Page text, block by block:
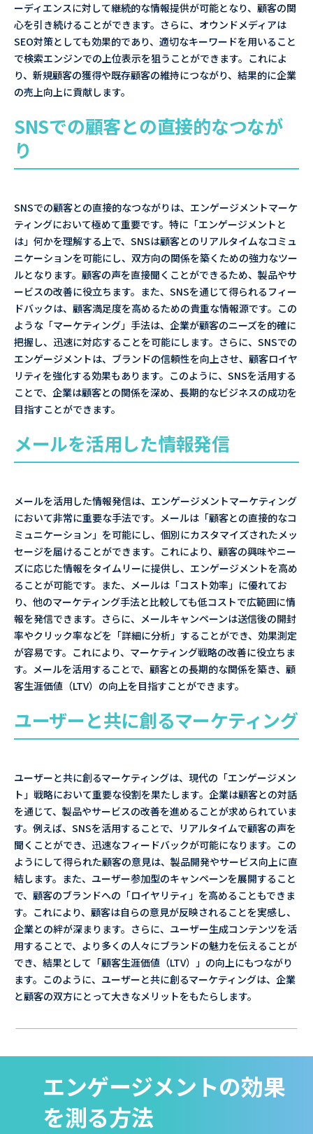
ーディエンスに対して継続的な情報提供が可能となり、顧客の関
心を引き続けることができます。さらに、オウンドメディアは
SEO対策としても効果的であり、適切なキーワードを用いること
で検索エンジンでの上位表示を狙うことができます。これによ
り、新規顧客の獲得や既存顧客の維持につながり、結果的に企業
の売上向上に貢献します。
SNSでの顧客との直接的なつなが
り
SNSでの顧客との直接的なつながりは、エンゲージメントマーケ
ティングにおいて極めて重要です。特に「エンゲージメントと
は」何かを理解する上で、SNSは顧客とのリアルタイムなコミュ
ニケーションを可能にし、双方向の関係を築くための強力なツー
ルとなります。顧客の声を直接聞くことができるため、製品やサ
ービスの改善に役立ちます。また、SNSを通じて得られるフィー
ドバックは、顧客満足度を高めるための貴重な情報源です。この
ような「マーケティング」手法は、企業が顧客のニーズを的確に
把握し、迅速に対応することを可能にします。さらに、SNSでの
エンゲージメントは、ブランドの信頼性を向上させ、顧客ロイヤ
リティを強化する効果もあります。このように、SNSを活用する
ことで、企業は顧客との関係を深め、長期的なビジネスの成功を
目指すことができます。
メールを活用した情報発信
メールを活用した情報発信は、エンゲージメントマーケティング
において非常に重要な手法です。メールは「顧客との直接的なコ
ミュニケーション」を可能にし、個別にカスタマイズされたメッ
セージを届けることができます。これにより、顧客の興味やニー
ズに応じた情報をタイムリーに提供し、エンゲージメントを高め
ることが可能です。また、メールは「コスト効率」に優れてお
り、他のマーケティング手法と比較しても低コストで広範囲に情
報を発信できます。さらに、メールキャンペーンは送信後の開封
率やクリック率などを「詳細に分析」することができ、効果測定
が容易です。これにより、マーケティング戦略の改善に役立ちま
す。メールを活用することで、顧客との長期的な関係を築き、顧
客生涯価値（LTV）の向上を目指すことができます。
ユーザーと共に創るマーケティング
ユーザーと共に創るマーケティングは、現代の「エンゲージメン
ト」戦略において重要な役割を果たします。企業は顧客との対話
を通じて、製品やサービスの改善を進めることが求められていま
す。例えば、SNSを活用することで、リアルタイムで顧客の声を
聞くことができ、迅速なフィードバックが可能になります。この
ようにして得られた顧客の意見は、製品開発やサービス向上に直
結します。また、ユーザー参加型のキャンペーンを展開すること
で、顧客のブランドへの「ロイヤリティ」を高めることもできま
す。これにより、顧客は自らの意見が反映されることを実感し、
企業との絆が深まります。さらに、ユーザー生成コンテンツを活
用することで、より多くの人々にブランドの魅力を伝えることが
でき、結果として「顧客生涯価値（LTV）」の向上にもつながり
ます。このように、ユーザーと共に創るマーケティングは、企業
と顧客の双方にとって大きなメリットをもたらします。
エンゲージメントの効果
を測る方法